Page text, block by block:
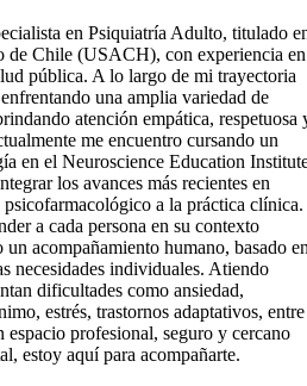
en Psiquiatría Adulto, titulado
de Chile (USACH), con experiencia en
pública. A lo largo de mi trayectoria
una amplia variedad de
atención empática, respetuosa
me encuentro cursando un
en el Neuroscience Education
los avances más recientes en
a la práctica clínica.
a cada persona en su contexto
acompañamiento humano, basado
necesidades individuales. Atiendo
dificultades como ansiedad,
estrés, trastornos adaptativos, entre
espacio profesional, seguro y cercano
estoy aquí para acompañarte.